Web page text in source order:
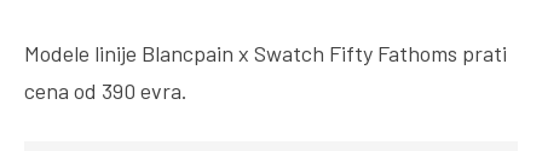
Modele linije Blancpain x Swatch Fifty Fathoms prati
cena od 390 evra.